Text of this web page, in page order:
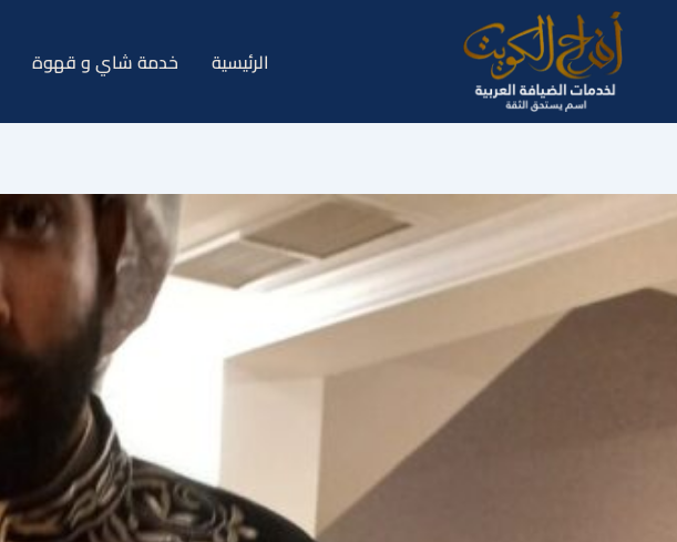
المحتوى
الرئيسية خدمة شاي و قهوة